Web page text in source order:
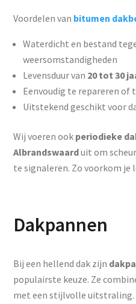
Voordelen van bitumen
Waterdicht en bestand
weersomstandigheden
Levensduur van 20 tot 30
Eenvoudig te repareren of
Uitstekend geschikt voor
Wij voeren ook periodieke
Albrandswaarduit om
te signaleren. Zo voorkom je
Dakpannen
Bij een hellend dak zijn
populairste keuze. Ze
met een stijlvolle uitstraling.